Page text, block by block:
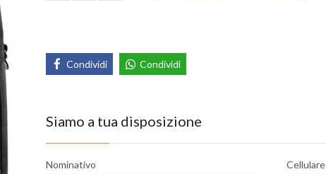
Condividi Condividi
Siamo a tua disposizione
Nominativo Cellulare